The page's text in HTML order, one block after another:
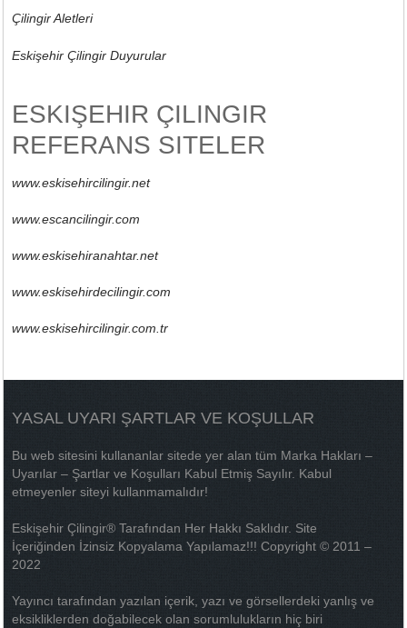
Çilingir Aletleri
Eskişehir Çilingir Duyurular
ESKIŞEHIR ÇILINGIR
REFERANS SITELER
www.eskisehircilingir.net
www.escancilingir.com
www.eskisehiranahtar.net
www.eskisehirdecilingir.com
www.eskisehircilingir.com.tr
YASAL UYARI ŞARTLAR VE KOŞULLAR
Bu web sitesini kullananlar sitede yer alan tüm Marka Hakları –
Uyarılar – Şartlar ve Koşulları Kabul Etmiş Sayılır. Kabul
etmeyenler siteyi kullanmamalıdır!
Eskişehir Çilingir® Tarafından Her Hakkı Saklıdır. Site
İçeriğinden İzinsiz Kopyalama Yapılamaz!!! Copyright © 2011 –
2022
Yayıncı tarafından yazılan içerik, yazı ve görsellerdeki yanlış ve
eksikliklerden doğabilecek olan sorumlulukların hiç biri